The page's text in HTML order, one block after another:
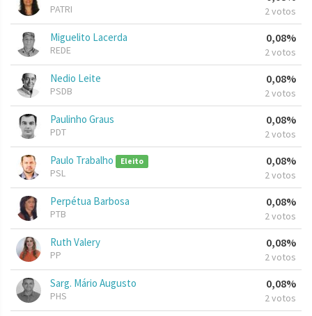
PATRI 2 votos
Miguelito Lacerda
REDE
0,08%
2 votos
Nedio Leite
PSDB
0,08%
2 votos
Paulinho Graus
PDT
0,08%
2 votos
Paulo Trabalho Eleito
PSL
0,08%
2 votos
Perpétua Barbosa
PTB
0,08%
2 votos
Ruth Valery
PP
0,08%
2 votos
Sarg. Mário Augusto
PHS
0,08%
2 votos